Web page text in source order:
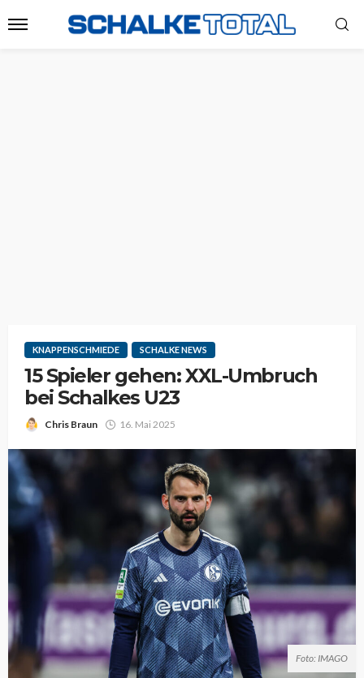
KNAPPENSCHMIEDE SCHALKE NEWS
15 Spieler gehen: XXL-Umbruch
bei Schalkes U23
Chris Braun 16. Mai 2025
Foto: IMAGO